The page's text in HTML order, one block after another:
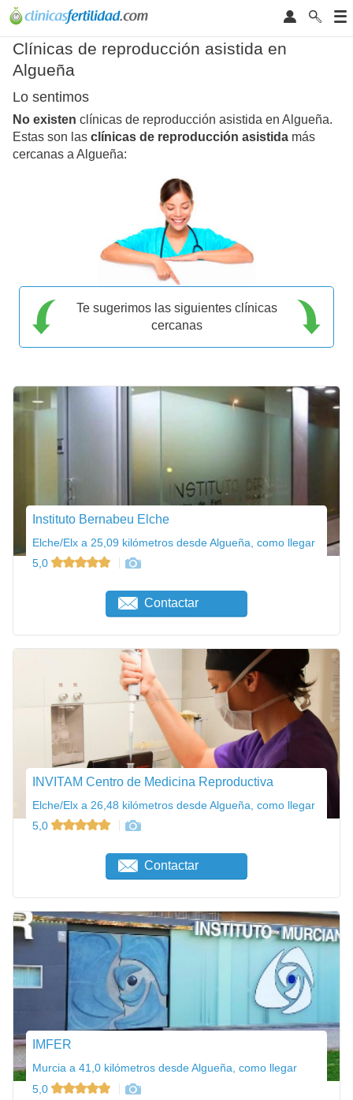
Clínicas de reproducción asistida en
Algueña
Lo sentimos
No existen clínicas de reproducción asistida en Algueña.
Estas son las clínicas de reproducción asistida más
cercanas a Algueña:
Te sugerimos las siguientes clínicas
cercanas
Instituto Bernabeu Elche
Elche/Elx a 25,09 kilómetros desde Algueña, como llegar
5,0
Contactar
INVITAM Centro de Medicina Reproductiva
Elche/Elx a 26,48 kilómetros desde Algueña, como llegar
5,0
Contactar
IMFER
Murcia a 41,0 kilómetros desde Algueña, como llegar
5,0